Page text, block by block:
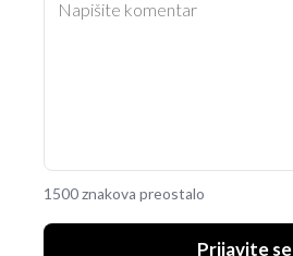
1500 znakova preostalo
Prijavite se